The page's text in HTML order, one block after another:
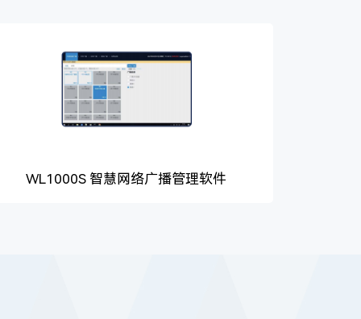
WL1000S 智慧网络广播管理软件